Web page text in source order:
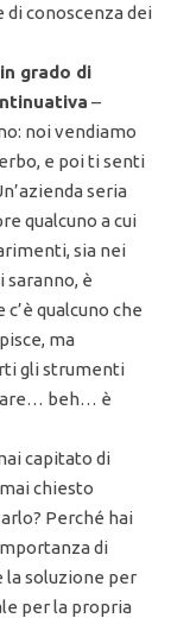
di conoscenza dei
grado di
–
noi vendiamo
e poi ti senti
seria
qualcuno a cui
sia nei
è
qualcuno che
ma
gli strumenti
beh… è
capitato di
chiesto
Perché hai
di
soluzione per
per la propria